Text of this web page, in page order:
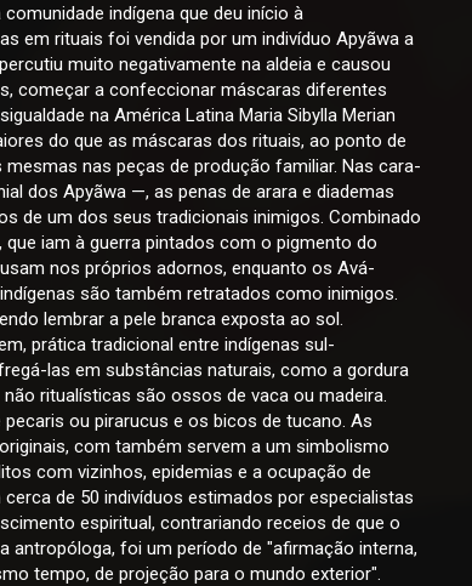
indígena que deu início à
em rituais foi vendida por um indivíduo Apyãwa a
muito negativamente na aldeia e causou
começar a confeccionar máscaras diferentes
na América Latina Maria Sibylla Merian
do que as máscaras dos rituais, ao ponto de
nas peças de produção familiar. Nas cara-
dos Apyãwa —, as penas de arara e diademas
de um dos seus tradicionais inimigos. Combinado
iam à guerra pintados com o pigmento do
nos próprios adornos, enquanto os Avá-
são também retratados como inimigos.
lembrar a pele branca exposta ao sol.
prática tradicional entre indígenas sul-
las em substâncias naturais, como a gordura
ritualísticas são ossos de vaca ou madeira.
ou pirarucus e os bicos de tucano. As
com também servem a um simbolismo
com vizinhos, epidemias e a ocupação de
de 50 indivíduos estimados por especialistas
espiritual, contrariando receios de que o
antropóloga, foi um período de "afirmação interna,
tempo, de projeção para o mundo exterior".